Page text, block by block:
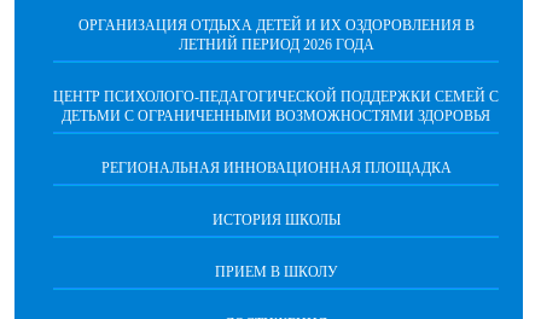
ОРГАНИЗАЦИЯ ОТДЫХА ДЕТЕЙ И ИХ ОЗДОРОВЛЕНИЯ В
ЛЕТНИЙ ПЕРИОД 2026 ГОДА
ЦЕНТР ПСИХОЛОГО-ПЕДАГОГИЧЕСКОЙ ПОДДЕРЖКИ СЕМЕЙ С
ДЕТЬМИ С ОГРАНИЧЕННЫМИ ВОЗМОЖНОСТЯМИ ЗДОРОВЬЯ
РЕГИОНАЛЬНАЯ ИННОВАЦИОННАЯ ПЛОЩАДКА
ИСТОРИЯ ШКОЛЫ
ПРИЕМ В ШКОЛУ